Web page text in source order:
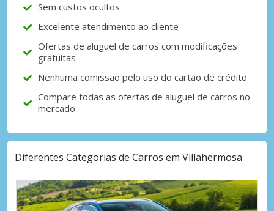
Sem custos ocultos
Excelente atendimento ao cliente
Ofertas de aluguel de carros com modificações
gratuitas
Nenhuma comissão pelo uso do cartão de crédito
Compare todas as ofertas de aluguel de carros no
mercado
Diferentes Categorias de Carros em Villahermosa